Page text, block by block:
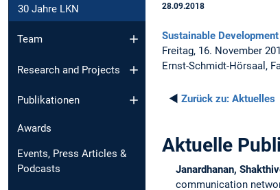
30 Jahre LKN
Team
Research and Projects
Publikationen
Awards
Events, Press Articles &
Podcasts
28.09.2018
Sustainable
Freitag, 16. November
Ernst-Schmidt-Hörsaal,
◄ Zurück zu: Aktuelles
Aktuelle
Janardhanan,
communication